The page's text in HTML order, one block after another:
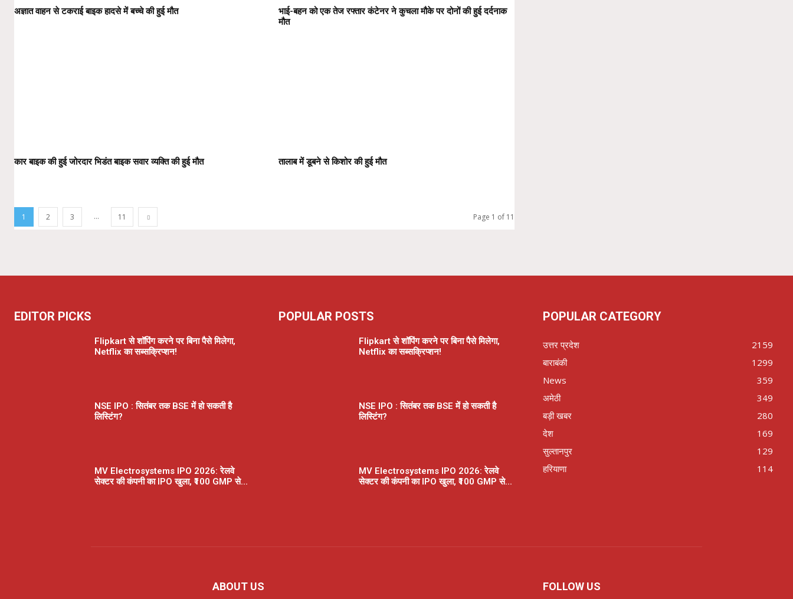
अज्ञात वाहन से टकराई बाइक हादसे में बच्चे की हुई मौत
भाई-बहन को एक तेज रफ्तार कंटेनर ने कुचला मौके पर दोनों की हुई दर्दनाक
मौत
कार बाइक की हुई जोरदार भिडंत बाइक सवार व्यक्ति की हुई मौत तालाब में डूबने से किशोर की हुई मौत
1 2 3 ... 11 Page 1 of 11
EDITOR PICKS
Flipkart से शॉपिंग करने पर बिना पैसे मिलेगा,
Netflix का सब्सक्रिप्शन!
NSE IPO : सितंबर तक BSE में हो सकती है
लिस्टिंग?
MV Electrosystems IPO 2026: रेलवे
सेक्टर की कंपनी का IPO खुला, ₹100 GMP से...
POPULAR POSTS
Flipkart से शॉपिंग करने पर बिना पैसे मिलेगा,
Netflix का सब्सक्रिप्शन!
NSE IPO : सितंबर तक BSE में हो सकती है
लिस्टिंग?
MV Electrosystems IPO 2026: रेलवे
सेक्टर की कंपनी का IPO खुला, ₹100 GMP से...
POPULAR CATEGORY
उत्तर प्रदेश
2159
बाराबंकी
1299
News
359
अमेठी
349
बड़ी खबर
280
देश
169
सुल्तानपुर
129
हरियाणा
114
ABOUT US FOLLOW US